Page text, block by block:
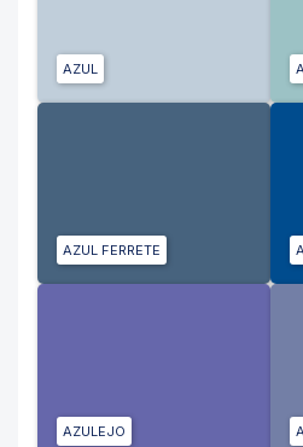
AZUL
AZUL FERRETE
AZULEJO